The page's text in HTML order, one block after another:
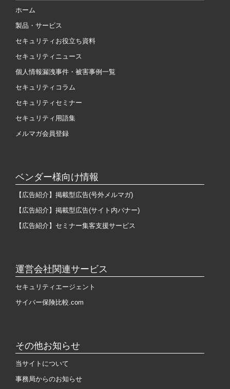
ホーム
製品・サービス
セキュリティお役立ち資料
セキュリティニュース
個人情報漏洩事件・被害事例一覧
セキュリティコラム
セキュリティセミナー
セキュリティ用語集
メルマガ会員登録
ベンダー様向け情報
【広告紹介】掲載型広告(号外メルマガ)
【広告紹介】掲載型広告(サイト内バナー)
【広告紹介】セミナー集客支援サービス
運営会社関連サービス
セキュリティエージェント
サイバー保険比較.com
その他お知らせ
当サイトについて
事務局からのお知らせ